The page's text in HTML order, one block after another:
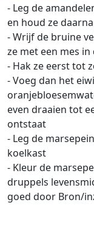
- Leg de
en houd ze
- Wrijf de bruine
ze met een mes
- Hak ze eerst tot
- Voeg dan het
even draaien tot
ontstaat
- Leg de
koelkast
- Kleur de
druppels
goed door Bron/